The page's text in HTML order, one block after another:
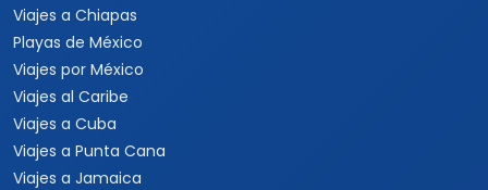
Viajes a Chiapas
Playas de México
Viajes por México
Viajes al Caribe
Viajes a Cuba
Viajes a Punta Cana
Viajes a Jamaica